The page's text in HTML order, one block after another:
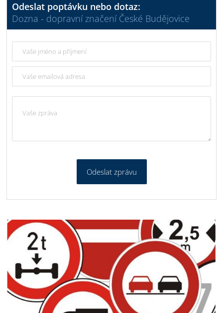
Odeslat poptávku nebo dotaz:
Dozna - dopravní značení České Budějovice
Odeslat zprávu